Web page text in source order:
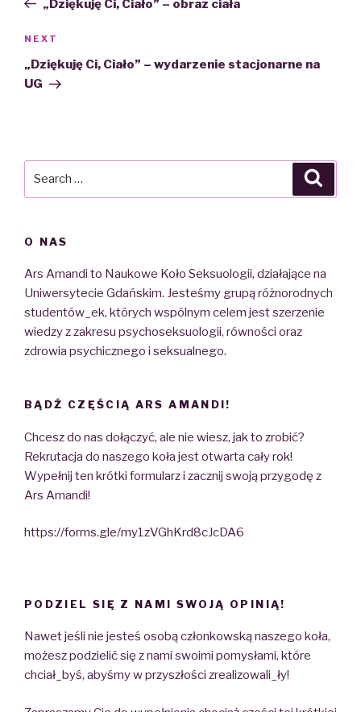
„Dziękuję Ci, Ciało” – obraz ciała
Next
Post
NEXT
„Dziękuję Ci, Ciało” – wydarzenie stacjonarne na
UG
O NAS
Ars Amandi to Naukowe Koło Seksuologii, działające na
Uniwersytecie Gdańskim. Jesteśmy grupą różnorodnych
studentów_ek, których wspólnym celem jest szerzenie
wiedzy z zakresu psychoseksuologii, równości oraz
zdrowia psychicznego i seksualnego.
BĄDŹ CZĘŚCIĄ ARS AMANDI!
Chcesz do nas dołączyć, ale nie wiesz, jak to zrobić?
Rekrutacja do naszego koła jest otwarta cały rok!
Wypełnij ten krótki formularz i zacznij swoją przygodę z
Ars Amandi!
https://forms.gle/my1zVGhKrd8cJcDA6
PODZIEL SIĘ Z NAMI SWOJĄ OPINIĄ!
Nawet jeśli nie jesteś osobą członkowską naszego koła,
możesz podzielić się z nami swoimi pomysłami, które
chciał_byś, abyśmy w przyszłości zrealizowali_ły!